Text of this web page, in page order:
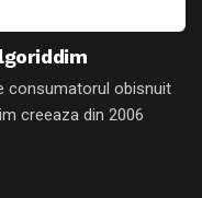
consumatorul obisnuit
creeaza din 2006